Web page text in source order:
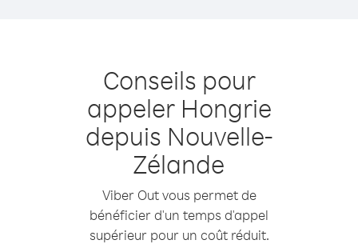
Conseils pour
appeler Hongrie
depuis Nouvelle-
Zélande
Viber Out vous permet de
bénéficier d'un temps d'appel
supérieur pour un coût réduit.